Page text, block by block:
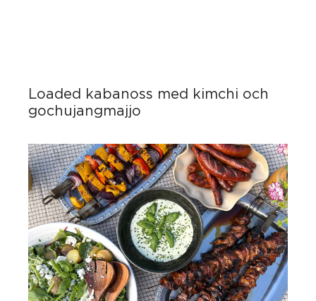
Loaded kabanoss med kimchi och
gochujangmajjo